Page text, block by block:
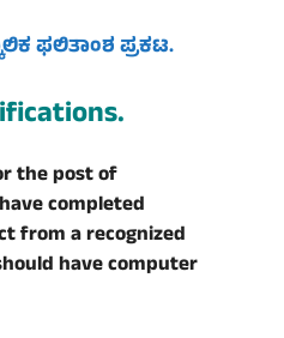
ಫಲಿತಾಂಶ ಪ್ರಕಟ.
the post of
completed
from a recognized
have computer